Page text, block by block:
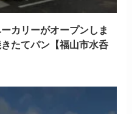
カリーがオープンしま
たてパン【福山市水呑